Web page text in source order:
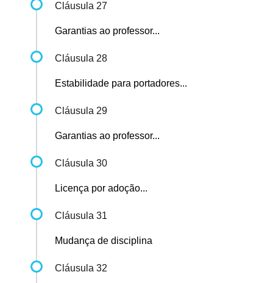
Cláusula 27
Garantias ao professor...
Cláusula 28
Estabilidade para portadores...
Cláusula 29
Garantias ao professor...
Cláusula 30
Licença por adoção...
Cláusula 31
Mudança de disciplina
Cláusula 32